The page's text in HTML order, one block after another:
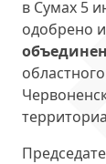
в Сумах 5
одобрено